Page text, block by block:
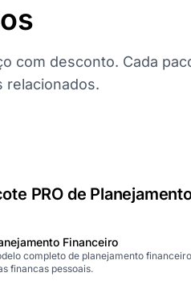
com desconto. Cada
relacionados.
PRO de
Financeiro
completo de planejamento
financas pessoais.